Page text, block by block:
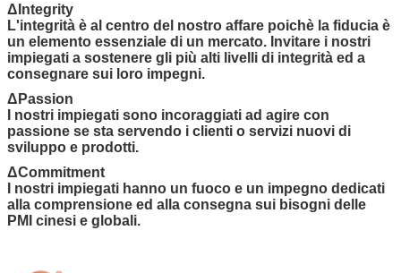
ΔIntegrity
L'integrità è al centro del nostro affare poichè la fiducia è
un elemento essenziale di un mercato. Invitare i nostri
impiegati a sostenere gli più alti livelli di integrità ed a
consegnare sui loro impegni.
ΔPassion
I nostri impiegati sono incoraggiati ad agire con
passione se sta servendo i clienti o servizi nuovi di
sviluppo e prodotti.
ΔCommitment
I nostri impiegati hanno un fuoco e un impegno dedicati
alla comprensione ed alla consegna sui bisogni delle
PMI cinesi e globali.